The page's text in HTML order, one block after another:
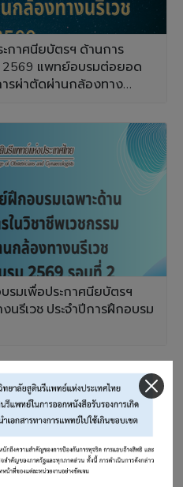
กาศนียบัตรฯ ด้านการ
2569 แพทย์อบรมต่อยอด
รผ่าตัดผ่านกล้องทาง
รมเพื่อประกาศนียบัตรฯ
ารฝึกอบรม